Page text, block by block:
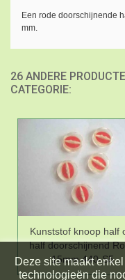
Een rode doorschijnende
mm.
26 ANDERE
CATEGORIE:
Kunststof knoop half
half doorschijnend
15mm,440-S5
Deze site maakt
technologieën die